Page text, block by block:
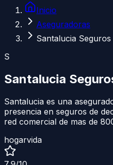
Inicio
Aseguradoras
Santalucia Seguros
S
Santalucia
Santalucia es una
presencia en seguros de
red comercial de mas de
hogarvida